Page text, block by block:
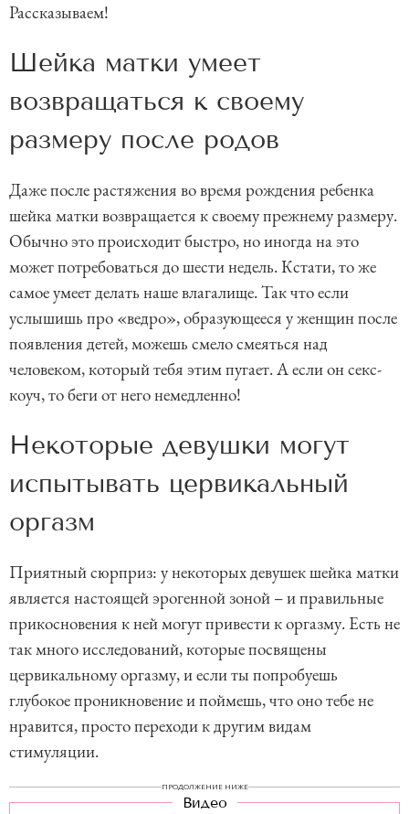
Рассказываем!
Шейка матки умеет
возвращаться к своему
размеру после родов
Даже после растяжения во время рождения ребенка
шейка матки возвращается к своему прежнему размеру.
Обычно это происходит быстро, но иногда на это
может потребоваться до шести недель. Кстати, то же
самое умеет делать наше влагалище. Так что если
услышишь про «ведро», образующееся у женщин после
появления детей, можешь смело смеяться над
человеком, который тебя этим пугает. А если он секс-
коуч, то беги от него немедленно!
Некоторые девушки могут
испытывать цервикальный
оргазм
Приятный сюрприз: у некоторых девушек шейка матки
является настоящей эрогенной зоной – и правильные
прикосновения к ней могут привести к оргазму. Есть не
так много исследований, которые посвящены
цервикальному оргазму, и если ты попробуешь
глубокое проникновение и поймешь, что оно тебе не
нравится, просто переходи к другим видам
стимуляции.
ПРОДОЛЖЕНИЕ НИЖЕ
Видео